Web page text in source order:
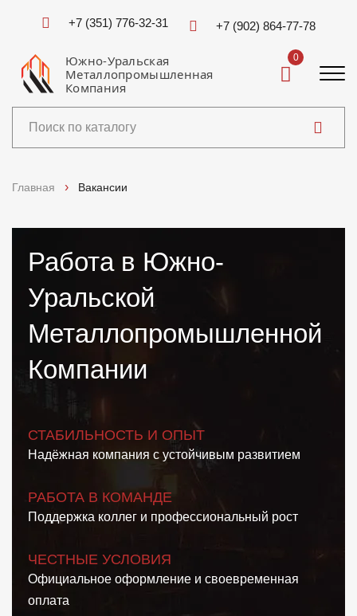
+7 (351) 776-32-31 +7 (902) 864-77-78
Южно-Уральская
Металлопромышленная
Компания
0
Справочники
Доставка и оплата
О компании
Отзывы
Главная Вакансии
Работа в Южно-
Уральской
Металлопромышленной
Компании
СТАБИЛЬНОСТЬ И ОПЫТ
Надёжная компания с устойчивым развитием
РАБОТА В КОМАНДЕ
Поддержка коллег и профессиональный рост
ЧЕСТНЫЕ УСЛОВИЯ
Официальное оформление и своевременная
оплата